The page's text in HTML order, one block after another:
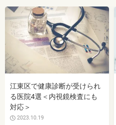
江東区で健康診断が受けられ
る医院4選＜内視鏡検査にも
対応＞
2023.10.19